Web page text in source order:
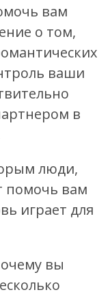
вам
о том,
ваши
в
люди,
помочь вам
играет для
вы